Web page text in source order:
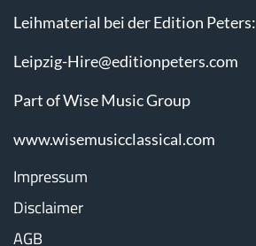
Leihmaterial bei der Edition Peters:
Leipzig-Hire@editionpeters.com
Part of Wise Music Group
www.wisemusicclassical.com
Impressum
Disclaimer
AGB